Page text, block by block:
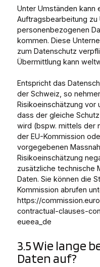
Unter Umständen kann
Auftragsbearbeitung zu
personenbezogenen
kommen. Diese
zum Datenschutz
Übermittlung kann
Entspricht das
der Schweiz, so
Risikoeinschätzung vor
dass der gleiche
wird (bspw. mittels der
der EU-Kommission
vorgegebenen
Risikoeinschätzung
zusätzliche technische
Daten. Sie können die
Kommission abrufen
https://
contractual-clauses-
eueea_de
3.5 Wie lange
Daten auf?